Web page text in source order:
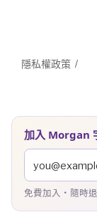
隱私權政策
加入 Morgan
免費加入・隨時